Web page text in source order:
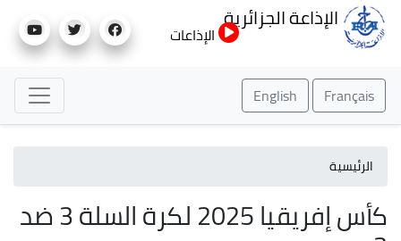
إلى
الإذاعة الجزائرية
الإذاعات
Français
English
الرئيسية
كأس إفريقيا 2025 لكرة السلة 3 ضد